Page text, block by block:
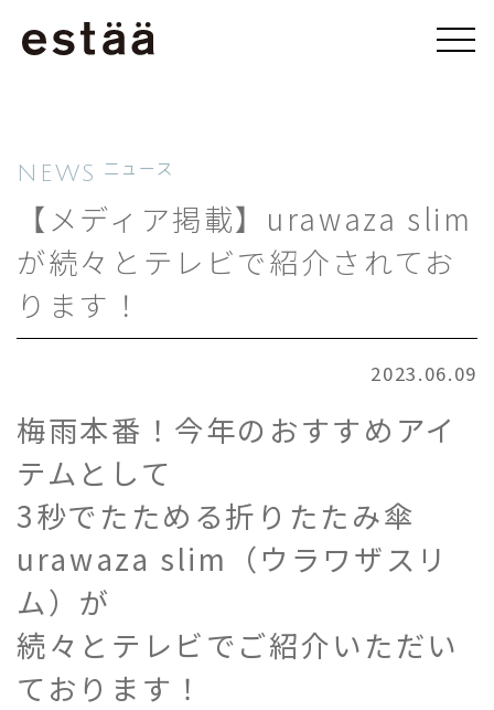
NEWS ニュース
【メディア掲載】urawaza slim
が続々とテレビで紹介されてお
ります！
2023.06.09
梅雨本番！今年のおすすめアイ
テムとして
3秒でたためる折りたたみ傘
urawaza slim（ウラワザスリ
ム）が
続々とテレビでご紹介いただい
ております！